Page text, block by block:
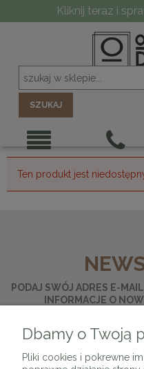
Kliknij teraz i
SZUKAJ
Ten produkt jest
PODAJ SWÓJ ADRES E-
INFORMACJE O
Dbamy o Twoją
Pliki cookies i pokrewne